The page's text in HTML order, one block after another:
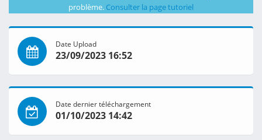
problème. Consulter la page tutoriel
Date Upload
23/09/2023 16:52
Date dernier téléchargement
01/10/2023 14:42